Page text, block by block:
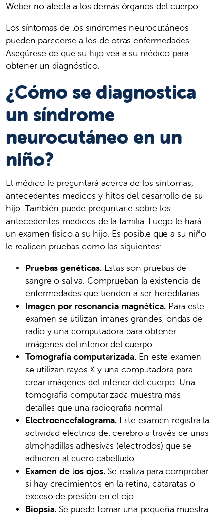
Weber no afecta a los demás órganos del cuerpo.
Los síntomas de los síndromes neurocutáneos
pueden parecerse a los de otras enfermedades.
Asegúrese de que su hijo vea a su médico para
obtener un diagnóstico.
¿Cómo se diagnostica
un síndrome
neurocutáneo en un
niño?
El médico le preguntará acerca de los síntomas,
antecedentes médicos y hitos del desarrollo de su
hijo. También puede preguntarle sobre los
antecedentes médicos de la familia. Luego le hará
un examen físico a su hijo. Es posible que a su niño
le realicen pruebas como las siguientes:
Pruebas genéticas. Estas son pruebas de
sangre o saliva. Comprueban la existencia de
enfermedades que tienden a ser hereditarias.
Imagen por resonancia magnética. Para este
examen se utilizan imanes grandes, ondas de
radio y una computadora para obtener
imágenes del interior del cuerpo.
Tomografía computarizada. En este examen
se utilizan rayos X y una computadora para
crear imágenes del interior del cuerpo. Una
tomografía computarizada muestra más
detalles que una radiografía normal.
Electroencefalograma. Este examen registra la
actividad eléctrica del cerebro a través de unas
almohadillas adhesivas (electrodos) que se
adhieren al cuero cabelludo.
Examen de los ojos. Se realiza para comprobar
si hay crecimientos en la retina, cataratas o
exceso de presión en el ojo.
Biopsia. Se puede tomar una pequeña muestra